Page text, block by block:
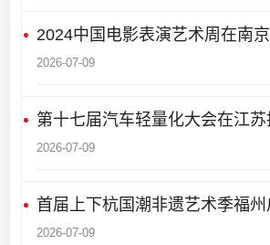
2024中国电影表演艺术周在南
2026-07-09
第十七届汽车轻量化大会在江
2026-07-09
首届上下杭国潮非遗艺术季福州
2026-07-09